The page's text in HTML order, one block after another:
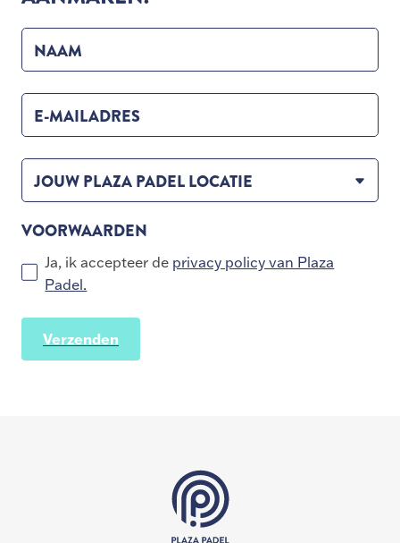
NAAM
E-MAILADRES
JOUW PLAZA PADEL LOCATIE
VOORWAARDEN
Ja, ik accepteer de privacy policy van Plaza
Padel.